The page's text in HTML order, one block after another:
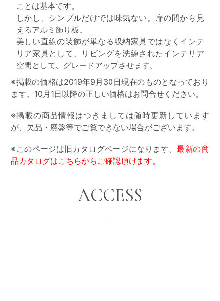
ことは基本です。
しかし、シンプルだけでは味気ない。扉の間から見
えるアルミ飾り板。
美しい直線の装飾が単なる収納家具ではなくインテ
リア家具として、リビングを洗練されたインテリア
空間として、グレードアップさせます。
※掲載の価格は2019年9月30日現在のものとなっており
ます。10月1日以降の正しい価格はお問合せください。
※掲載の商品情報はつきましては随時更新しています
が、欠品・廃盤等でご覧できない場合がございます。
※このページは旧カタログページになります。最新の商
品カタログはこちらからご確認頂けます。
ACCESS